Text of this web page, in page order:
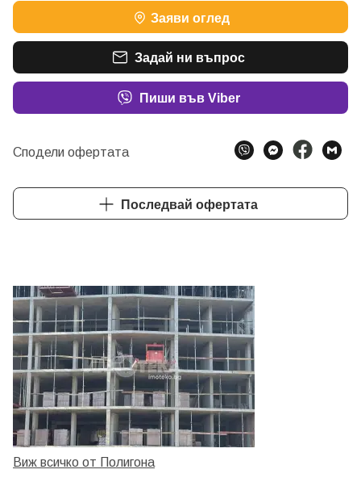
ШАМПИОН ПО ОБОРОТ - БРОНЗОВ
ШАМПИОН ПО ОБОРОТ - БРОНЗОВ
ШАМПИОН ПО ОБОРОТ – БРОНЗОВ
ШАМПИОН ПО ОБОРОТ – БРОНЗОВ
ШАМПИОН ПО ОБОРОТ – СРЕБЪРЕН
Заяви оглед
Задай ни въпрос
Пиши във Viber
Сподели офертата
Последвай офертата
Виж всичко от Полигона